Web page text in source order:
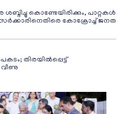
ശബ്ദിച്ചു കൊണ്ടേയിരിക്കും, പാറ്റകൾ
കോക്രോച്ച് ജനത
തിരയിൽപ്പെട്ട്
വീണു